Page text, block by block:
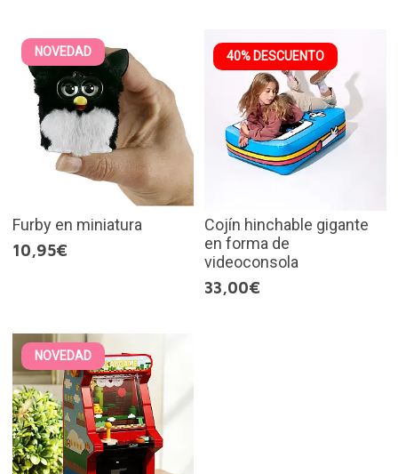
NOVEDAD
Furby en miniatura
10,95€
40% DESCUENTO
Cojín hinchable gigante
en forma de
videoconsola
33,00€
NOVEDAD